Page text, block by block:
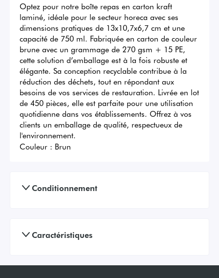
Optez pour notre boîte repas en carton kraft
laminé, idéale pour le secteur horeca avec ses
dimensions pratiques de 13x10,7x6,7 cm et une
capacité de 750 ml. Fabriquée en carton de couleur
brune avec un grammage de 270 gsm + 15 PE,
cette solution d’emballage est à la fois robuste et
élégante. Sa conception recyclable contribue à la
réduction des déchets, tout en répondant aux
besoins de vos services de restauration. Livrée en lot
de 450 pièces, elle est parfaite pour une utilisation
quotidienne dans vos établissements. Offrez à vos
clients un emballage de qualité, respectueux de
l'environnement.
Couleur : Brun
Conditionnement
Caractéristiques